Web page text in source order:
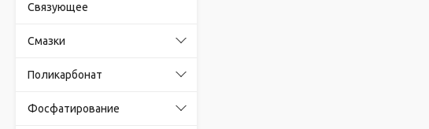
Связующее
Смазки
Поликарбонат
Фосфатирование